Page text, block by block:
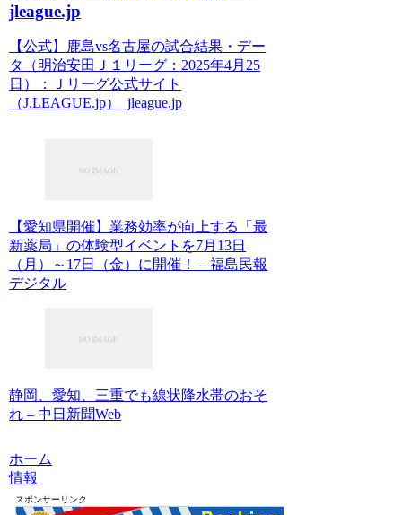
jleague.jp
【公式】鹿島vs名古屋の試合結果・デー
タ（明治安田Ｊ１リーグ：2025年4月25
日）：Ｊリーグ公式サイト
（J.LEAGUE.jp） jleague.jp
【愛知県開催】業務効率が向上する「最
新薬局」の体験型イベントを7月13日
（月）～17日（金）に開催！ – 福島民報
デジタル
静岡、愛知、三重でも線状降水帯のおそ
れ – 中日新聞Web
ホーム
情報
スポンサーリンク